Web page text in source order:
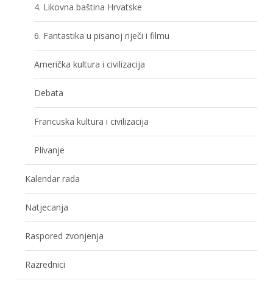
4. Likovna baština Hrvatske
6. Fantastika u pisanoj riječi i filmu
Američka kultura i civilizacija
Debata
Francuska kultura i civilizacija
Plivanje
Kalendar rada
Natjecanja
Raspored zvonjenja
Razrednici